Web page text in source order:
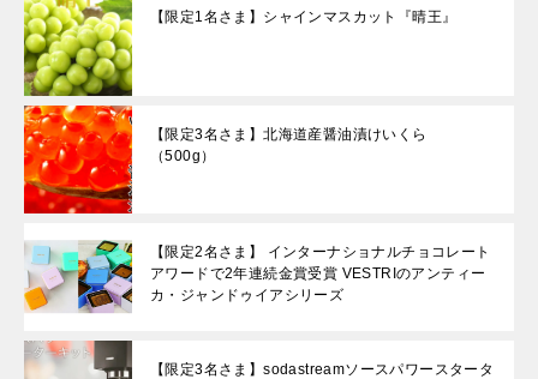
【限定1名さま】シャインマスカット『晴王』
【限定3名さま】北海道産醤油漬けいくら
（500g）
【限定2名さま】 インターナショナルチョコレート
アワードで2年連続金賞受賞 VESTRIのアンティー
カ・ジャンドゥイアシリーズ
【限定3名さま】sodastreamソースパワースタータ